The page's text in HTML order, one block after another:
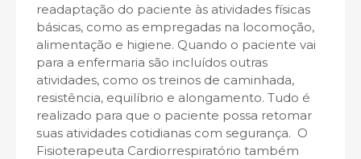
readaptação do paciente às atividades físicas
básicas, como as empregadas na locomoção,
alimentação e higiene. Quando o paciente vai
para a enfermaria são incluídos outras
atividades, como os treinos de caminhada,
resistência, equilíbrio e alongamento. Tudo é
realizado para que o paciente possa retomar
suas atividades cotidianas com segurança. O
Fisioterapeuta Cardiorrespiratório também